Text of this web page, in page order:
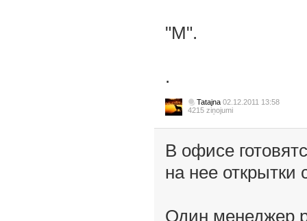
"М".
.
Tatajna 02.12.2011 13:58
4215 ziņojumi
В офисе
на нее
Один менеджер